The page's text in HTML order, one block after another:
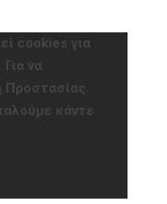
cookies για
να
Προστασίας
κάντε